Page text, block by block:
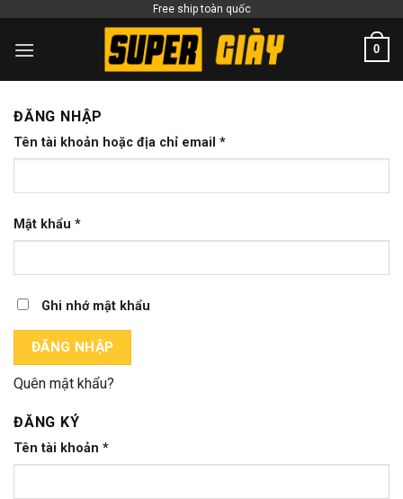
content
Free ship toàn quốc
0
ĐĂNG NHẬP
Tên tài khoản hoặc địa chỉ email *
Mật khẩu *
Ghi nhớ mật khẩu
ĐĂNG NHẬP
Quên mật khẩu?
ĐĂNG KÝ
Tên tài khoản *